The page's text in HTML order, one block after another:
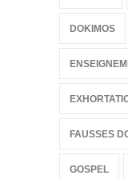
DOKIMOS
FAUSSES
GOSPEL